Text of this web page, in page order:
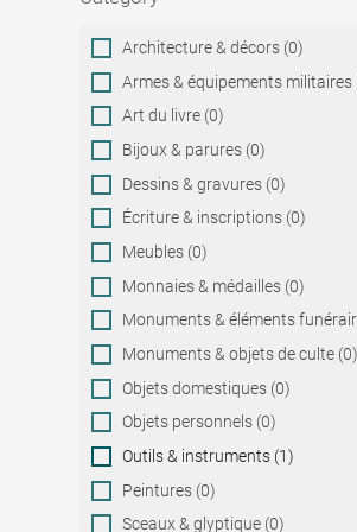
Category
Architecture & décors (0)
Armes & équipements militaires
Art du livre (0)
Bijoux & parures (0)
Dessins & gravures (0)
Écriture & inscriptions (0)
Meubles (0)
Monnaies & médailles (0)
Monuments & éléments
Monuments & objets de culte (0)
Objets domestiques (0)
Objets personnels (0)
Outils & instruments (1)
Peintures (0)
Sceaux & glyptique (0)